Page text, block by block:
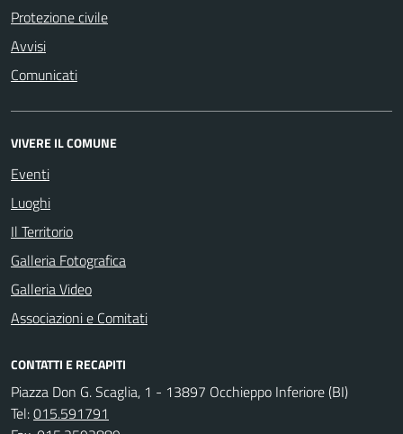
Protezione civile
Avvisi
Comunicati
VIVERE IL COMUNE
Eventi
Luoghi
Il Territorio
Galleria Fotografica
Galleria Video
Associazioni e Comitati
CONTATTI E RECAPITI
Piazza Don G. Scaglia, 1 - 13897 Occhieppo Inferiore (BI)
Tel:015.591791